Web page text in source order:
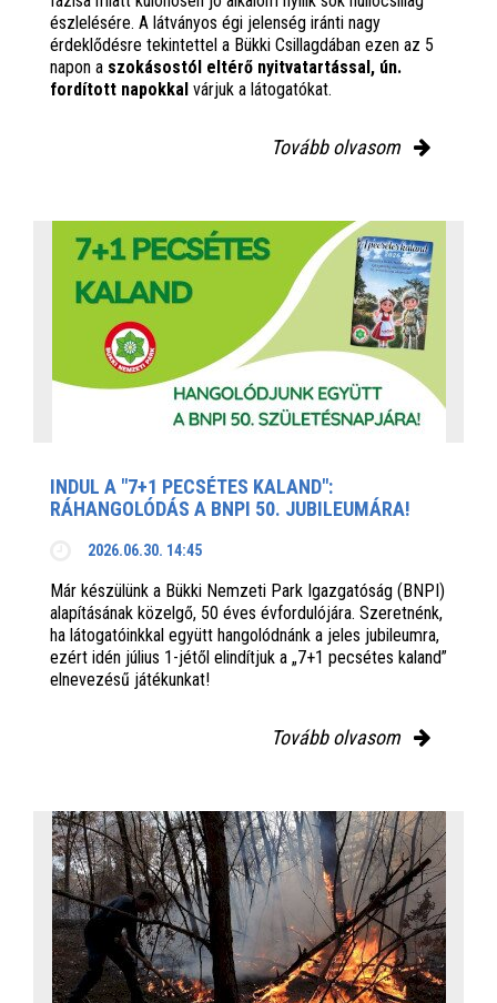
észlelésére. A látványos égi jelenség iránti nagy
érdeklődésre tekintettel a Bükki Csillagdában ezen az 5
napon a szokásostól eltérő nyitvatartással, ún.
fordított napokkal várjuk a látogatókat.
Tovább olvasom
INDUL A "7+1 PECSÉTES KALAND":
RÁHANGOLÓDÁS A BNPI 50. JUBILEUMÁRA!
2026.06.30. 14:45
Már készülünk a Bükki Nemzeti Park Igazgatóság (BNPI)
alapításának közelgő, 50 éves évfordulójára. Szeretnénk,
ha látogatóinkkal együtt hangolódnánk a jeles jubileumra,
ezért idén július 1-jétől elindítjuk a „7+1 pecsétes kaland”
elnevezésű játékunkat!
Tovább olvasom